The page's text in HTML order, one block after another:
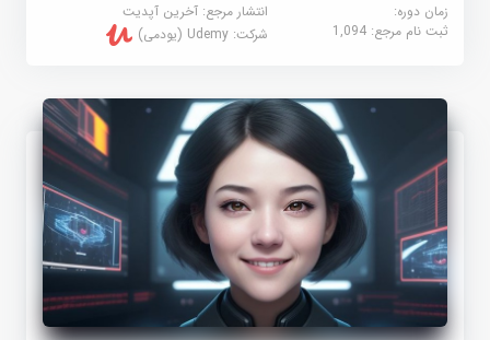
زمان دوره:
انتشار مرجع:آخرین آپدیت
ثبت نام مرجع:1,094 شرکت:Udemy (یودمی)